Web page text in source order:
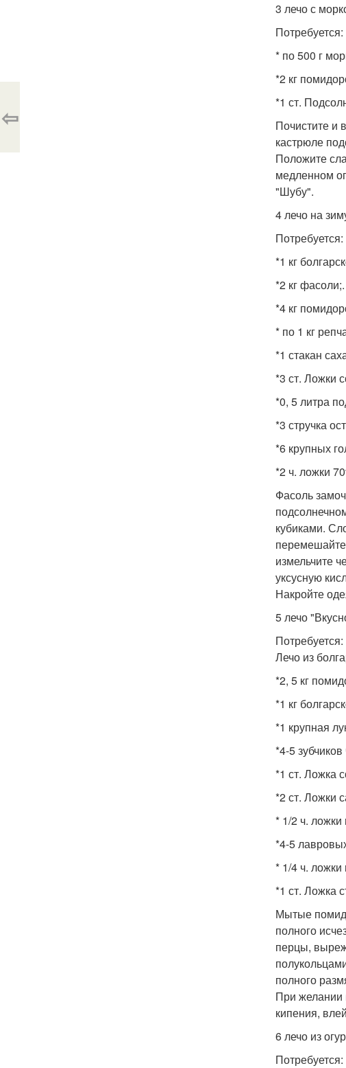
3 лечо с
Потребуется:
* по 500 г
*2 кг
*1 ст.
Почистите и
кастрюле
Положите
медленном
"Шубу".
4 лечо на
Потребуется:
*1 кг
*2 кг фасоли;.
*4 кг
* по 1 кг
*1 стакан
*3 ст. Ложки
*0, 5 литра
*3 стручка
*6 крупных
*2 ч. ложки
Фасоль
кубиками.
измельчите
уксусную
Накройте
5 лечо
Потребуется:
Лечо из
*2, 5 кг
*1 кг
*1 крупная
*4-5
*1 ст. Ложка
*2 ст. Ложки
* 1/2 ч. ложки
*4-5
* 1/4 ч. ложки
*1 ст. Ложка
Мытые
полного
перцы,
полного
При желании
кипения,
6 лечо из
Потребуется:
⇦